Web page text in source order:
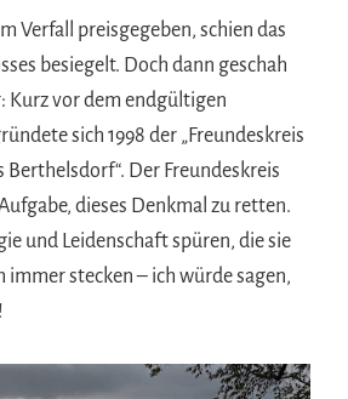
Verfall preisgegeben, schien das
besiegelt. Doch dann geschah
Kurz vor dem endgültigen
sich 1998 der „Freundeskreis
Der Freundeskreis
dieses Denkmal zu retten.
und Leidenschaft spüren, die sie
immer stecken – ich würde sagen,